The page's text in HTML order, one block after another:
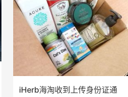
iHerb海淘收到上传身份证通